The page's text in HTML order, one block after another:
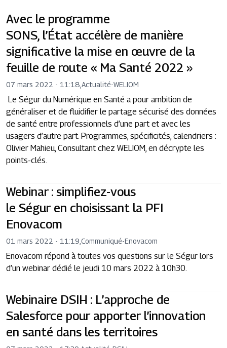
Avec le programme
SONS, l’État accélère de manière
significative la mise en œuvre de la
feuille de route « Ma Santé 2022 »
07 mars 2022 - 11:18 Actualité-WELIOM
Le Ségur du Numérique en Santé a pour ambition de
généraliser et de fluidifier le partage sécurisé des données
de santé entre professionnels d’une part et avec les
usagers d’autre part. Programmes, spécificités, calendriers :
Olivier Mahieu, Consultant chez WELIOM, en décrypte les
points-clés.
Webinar : simplifiez-vous
le Ségur en choisissant la PFI
Enovacom
01 mars 2022 - 11:19 Communiqué-Enovacom
Enovacom répond à toutes vos questions sur le Ségur lors
d’un webinar dédié le jeudi 10 mars 2022 à 10h30.
Webinaire DSIH : L’approche de
Salesforce pour apporter l’innovation
en santé dans les territoires